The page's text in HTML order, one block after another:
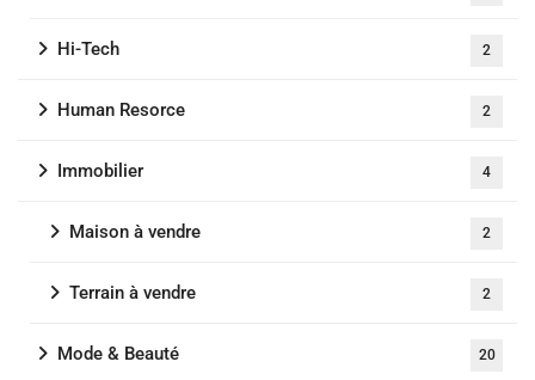
Hi-Tech 2
Human Resorce 2
Immobilier 4
Maison à vendre 2
Terrain à vendre 2
Mode & Beauté 20